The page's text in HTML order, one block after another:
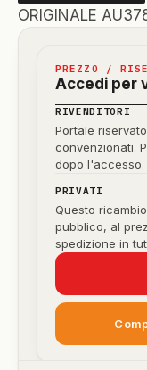
ORIGINALE
PREZZO /
Accedi per
RIVENDITORI
Portale
convenzionati.
dopo l'accesso.
PRIVATI
Questo
pubblico, al
spedizione in